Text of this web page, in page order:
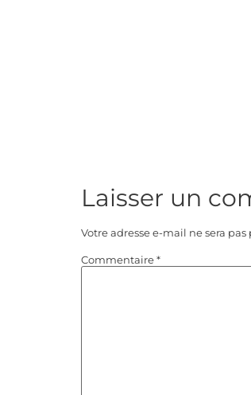
Laisser un
Votre adresse e-mail ne sera pas
Commentaire*